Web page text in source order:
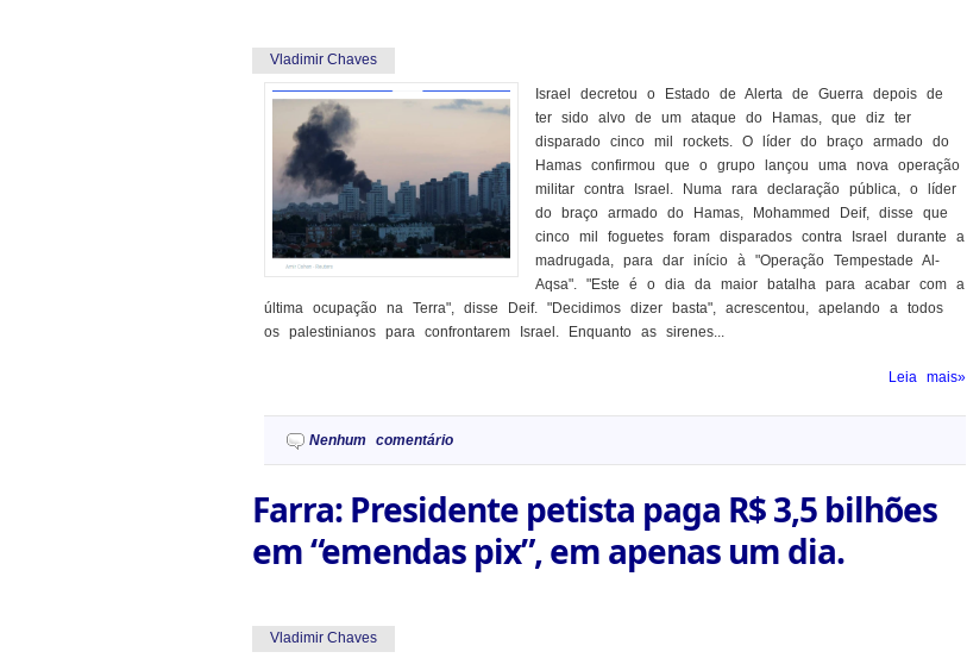
Vladimir Chaves
Israel decretou o Estado de Alerta de Guerra depois de
ter sido alvo de um ataque do Hamas, que diz ter
disparado cinco mil rockets. O líder do braço armado do
Hamas confirmou que o grupo lançou uma nova operação
militar contra Israel. Numa rara declaração pública, o líder
do braço armado do Hamas, Mohammed Deif, disse que
cinco mil foguetes foram disparados contra Israel durante a
madrugada, para dar início à "Operação Tempestade Al-
Aqsa". "Este é o dia da maior batalha para acabar com a
última ocupação na Terra", disse Deif. "Decidimos dizer basta", acrescentou, apelando a todos
os palestinianos para confrontarem Israel. Enquanto as sirenes...
Leia mais»
Nenhum comentário
Farra: Presidente petista paga R$ 3,5 bilhões
em “emendas pix”, em apenas um dia.
Vladimir Chaves